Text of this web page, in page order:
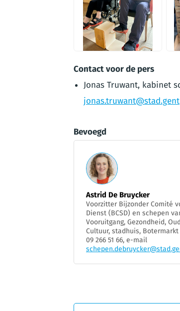
PNG
Contact voor de pers
Jonas Truwant, kabinet
jonas.truwant@stad.gent
Bevoegd
Astrid De Bruycker
Voorzitter Bijzonder Comité
Dienst (BCSD) en schepen
Vooruitgang, Gezondheid,
Cultuur, stadhuis, Botermarkt
09 266 51 66, e-mail